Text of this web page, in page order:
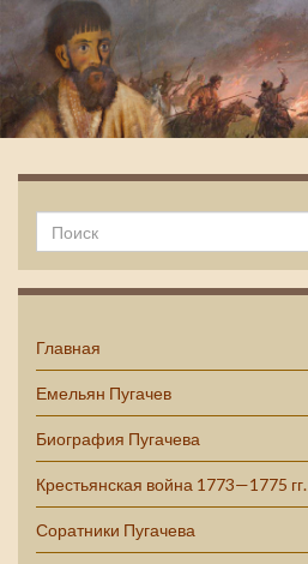
Емельян Пугачев
Главная
Емельян Пугачев
Биография Пугачева
Крестьянская война 1773—1775 гг.
Соратники Пугачева